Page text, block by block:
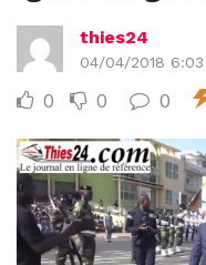
thies24
04/04/2018 6:03
0 0 0